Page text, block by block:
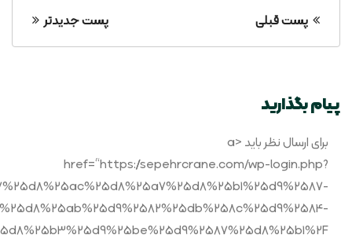
پست قبلی پست جدیدتر
پیام بگذارید
برای ارسال نظر باید <a
href=“https://sepehrcrane.com/wp-login.php?